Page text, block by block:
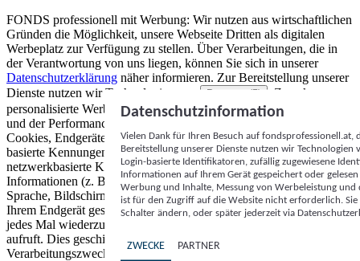
FONDS professionell mit Werbung: Wir nutzen aus wirtschaftlichen
Gründen die Möglichkeit, unsere Webseite Dritten als digitalen
Werbeplatz zur Verfügung zu stellen. Über Verarbeitungen, die in
der Verantwortung von uns liegen, können Sie sich in unserer
Datenschutzerklärung näher informieren. Zur Bereitstellung unserer
Dienste nutzen wir Technologien von
Partnern (5)
. Zwecke:
personalisierte Werbung und Inhalte, Messung von Werbeleistung
und der Performance von Inhalten sowie Zielgruppenforschung.
Cookies, Endgeräte- oder ähnliche Online-Kennungen (z. B. login-
basierte Kennungen, zufällig generierte Kennungen,
netzwerkbasierte Kennungen) können zusammen mit anderen
Informationen (z. B. Browsertyp und Browserinformationen,
Sprache, Bildschirmgröße, unterstützte Technologien usw.) auf
Ihrem Endgerät gespeichert oder von dort ausgelesen werden, um es
jedes Mal wiederzuerkennen, wenn es eine App oder einer Webseite
aufruft. Dies geschieht für einen oder mehrere der hier aufgeführten
Verarbeitungszwecke.
Datenschutzinformation
Vielen Dank für Ihren Besuch auf
Bereitstellung unserer Dienste nutzen wir Technologien
Login-basierte Identifikatoren, zufällig zugewiesene
Informationen auf Ihrem Gerät gespeichert oder
Werbung und Inhalte, Messung von Werbeleistung
ist für den Zugriff auf die Website nicht erforderlich.
Schalter ändern, oder später jederzeit via
ZWECKE PARTNER